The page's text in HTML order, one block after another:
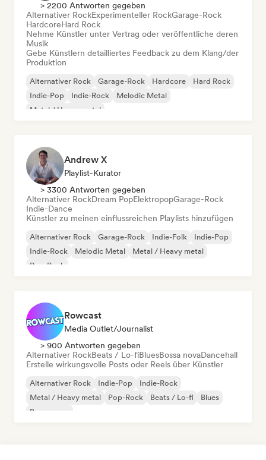
> 2200 Antworten gegeben
Alternativer RockExperimenteller RockGarage-Rock
HardcoreHard Rock
Nehme Künstler unter Vertrag oder veröffentliche deren
Musik
Gebe Künstlern detailliertes Feedback zu dem Klang/der
Produktion
Alternativer Rock Garage-Rock Hardcore
Hard Rock
Indie-Pop
Indie-Rock
Melodic Metal
Metal / Heavy metal
Andrew X
Playlist-Kurator
> 3300 Antworten gegeben
Alternativer RockDream PopElektropopGarage-Rock
Indie-Dance
Künstler zu meinen einflussreichen Playlists hinzufügen
Alternativer Rock Garage-Rock Indie-Folk
Indie-Pop
Indie-Rock
Melodic Metal
Metal / Heavy metal
Pop-Rock
Rowcast
Media Outlet/Journalist
> 900 Antworten gegeben
Alternativer RockBeats / Lo-fiBluesBossa novaDancehall
Erstelle wirkungsvolle Posts oder Reels über Künstler
Alternativer Rock Indie-Pop
Indie-Rock
Metal / Heavy metal
Pop-Rock Beats / Lo-fi
Blues
Bossa nova